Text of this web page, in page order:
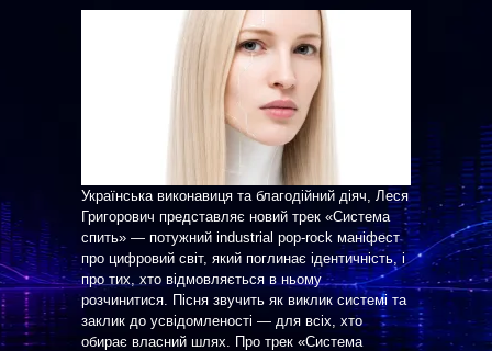
Українська виконавиця та благодійний діяч, Леся
Григорович представляє новий трек «Система
спить» — потужний industrial pop-rock маніфест
про цифровий світ, який поглинає ідентичність, і
про тих, хто відмовляється в ньому
розчинитися. Пісня звучить як виклик системі та
заклик до усвідомленості — для всіх, хто
обирає власний шлях. Про трек «Система